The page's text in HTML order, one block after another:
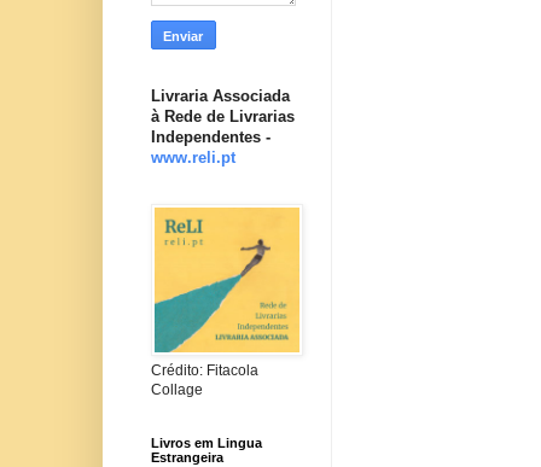
Livraria Associada
à Rede de Livrarias
Independentes -
www.reli.pt
Crédito: Fitacola
Collage
Livros em Lingua
Estrangeira